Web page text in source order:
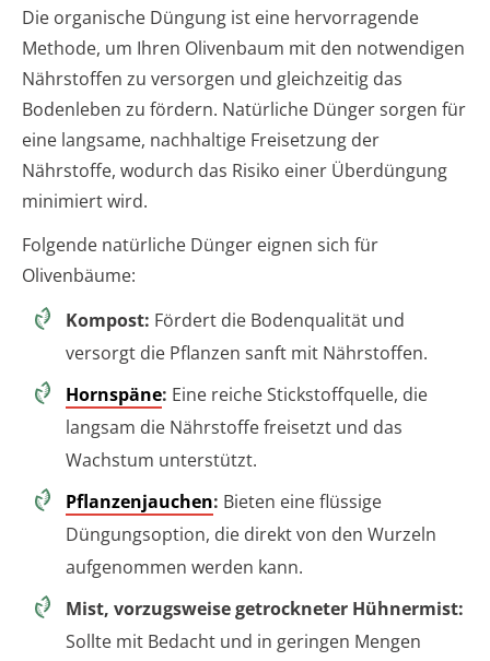
Die organische Düngung ist eine hervorragende
Methode, um Ihren Olivenbaum mit den notwendigen
Nährstoffen zu versorgen und gleichzeitig das
Bodenleben zu fördern. Natürliche Dünger sorgen für
eine langsame, nachhaltige Freisetzung der
Nährstoffe, wodurch das Risiko einer Überdüngung
minimiert wird.
Folgende natürliche Dünger eignen sich für
Olivenbäume:
Kompost: Fördert die Bodenqualität und
versorgt die Pflanzen sanft mit Nährstoffen.
Hornspäne: Eine reiche Stickstoffquelle, die
langsam die Nährstoffe freisetzt und das
Wachstum unterstützt.
Pflanzenjauchen: Bieten eine flüssige
Düngungsoption, die direkt von den Wurzeln
aufgenommen werden kann.
Mist, vorzugsweise getrockneter Hühnermist:
Sollte mit Bedacht und in geringen Mengen